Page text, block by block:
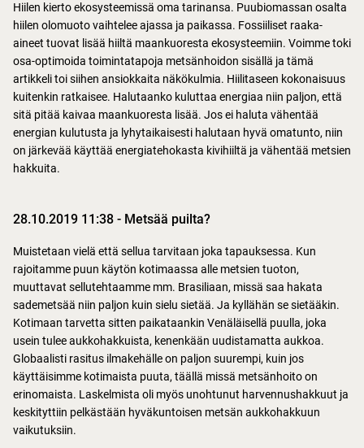
Hiilen kierto ekosysteemissä oma tarinansa. Puubiomassan osalta
hiilen olomuoto vaihtelee ajassa ja paikassa. Fossiiliset raaka-
aineet tuovat lisää hiiltä maankuoresta ekosysteemiin. Voimme toki
osa-optimoida toimintatapoja metsänhoidon sisällä ja tämä
artikkeli toi siihen ansiokkaita näkökulmia. Hiilitaseen kokonaisuus
kuitenkin ratkaisee. Halutaanko kuluttaa energiaa niin paljon, että
sitä pitää kaivaa maankuoresta lisää. Jos ei haluta vähentää
energian kulutusta ja lyhytaikaisesti halutaan hyvä omatunto, niin
on järkevää käyttää energiatehokasta kivihiiltä ja vähentää metsien
hakkuita.
28.10.2019 11:38 - Metsää puilta?
Muistetaan vielä että sellua tarvitaan joka tapauksessa. Kun
rajoitamme puun käytön kotimaassa alle metsien tuoton,
muuttavat sellutehtaamme mm. Brasiliaan, missä saa hakata
sademetsää niin paljon kuin sielu sietää. Ja kyllähän se sietääkin.
Kotimaan tarvetta sitten paikataankin Venäläisellä puulla, joka
usein tulee aukkohakkuista, kenenkään uudistamatta aukkoa.
Globaalisti rasitus ilmakehälle on paljon suurempi, kuin jos
käyttäisimme kotimaista puuta, täällä missä metsänhoito on
erinomaista. Laskelmista oli myös unohtunut harvennushakkuut ja
keskityttiin pelkästään hyväkuntoisen metsän aukkohakkuun
vaikutuksiin.